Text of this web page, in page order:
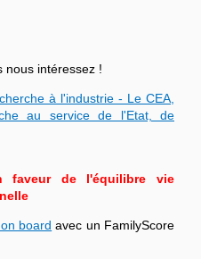
nous intéressez !
à l'industrie - Le CEA,
au service de l'Etat, de
faveur de l'équilibre vie
board avec un FamilyScore